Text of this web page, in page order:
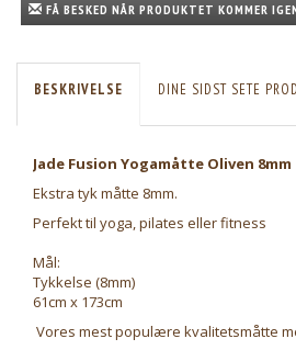
FÅ BESKED NÅR PRODUKTET KOMMER
BESKRIVELSE DINE SIDST SETE
Jade Fusion Yogamåtte Oliven 8mm
Ekstra tyk måtte 8mm.
Perfekt til yoga, pilates eller fitness
Mål:
Tykkelse (8mm)
61cm x 173cm
Vores mest populære kvalitetsmåtte